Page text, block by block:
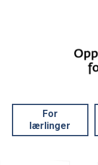
For
lærlinger